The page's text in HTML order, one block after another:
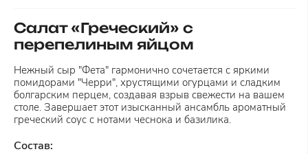
Салат «Греческий» с
перепелиным яйцом
Нежный сыр "Фета" гармонично сочетается с яркими
помидорами "Черри", хрустящими огурцами и сладким
болгарским перцем, создавая взрыв свежести на вашем
столе. Завершает этот изысканный ансамбль ароматный
греческий соус с нотами чеснока и базилика.
Состав: